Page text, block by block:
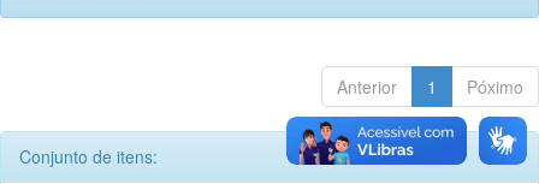
Anterior 1 Póximo
Conjunto de itens: